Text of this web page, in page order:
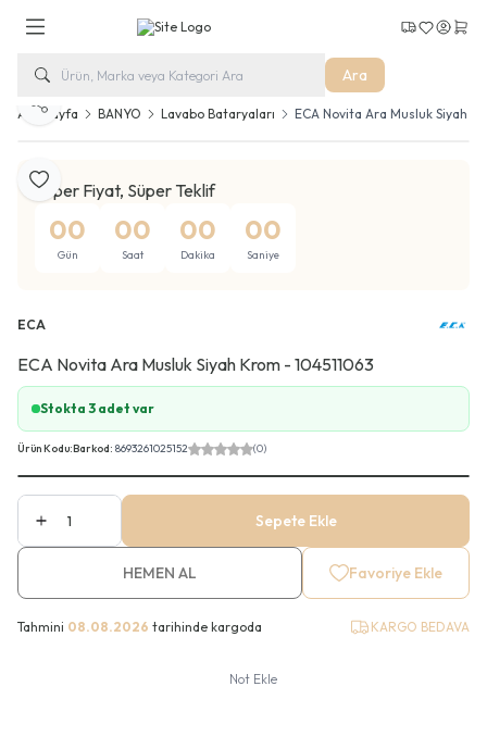
Ara
Kargo Takip
Favorilerim
Hesabım
Ana Sayfa BANYO Lavabo Bataryaları ECA Novita Ara Musluk Siyah
Favoriye Ekle
Paylaş
Süper Fiyat, Süper Teklif
00
Gün
00
Saat
00
Dakika
00
Saniye
ECA
ECA Novita Ara Musluk Siyah Krom - 104511063
Stokta 3 adet var
Ürün Kodu:Barkod: 8693261025152 (0)
Sepete Ekle
HEMEN AL Favoriye Ekle
Tahmini 08.08.2026 tarihinde kargoda KARGO BEDAVA
Not Ekle